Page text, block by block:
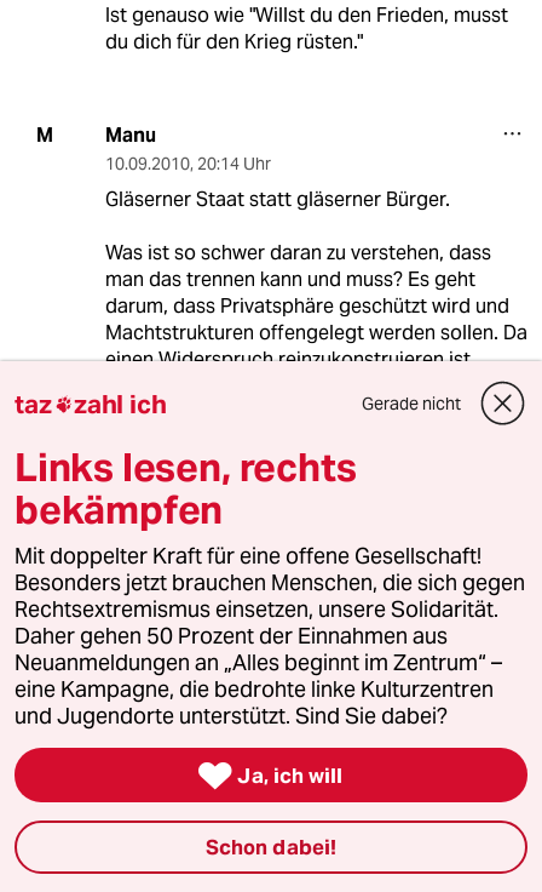
Ist genauso wie "Willst du den Frieden, musst
du dich für den Krieg rüsten."
M Manu
10.09.2010, 20:14 Uhr
Gläserner Staat statt gläserner Bürger.
Was ist so schwer daran zu verstehen, dass
man das trennen kann und muss? Es geht
darum, dass Privatsphäre geschützt wird und
Machtstrukturen offengelegt werden sollen. Da
einen Widerspruch reinzukonstruieren ist
gleichen Logik könnte man auch behaupten, es
der ALG II Sätze fordert und gleichzeitig einen
Gehaltsgrenze für Manager. Man fordert ja
schließlich gleichzeitig mehr für die einen und
weniger für die anderen. Dass den
Forderungen jeweils ein eklatantes
Missverhältnis zwischen "Herrschenden" und
"Beherrschten" zugrunde liegt, ist doch
offensichtlich.
G Gerhard
17:49 Uhr
Änderungsforderung für das Strafgesetzbuch
Solange Polizeibeamte, ganz besonders
taz zahl ich Gerade nicht
Links lesen, rechts
bekämpfen
Mit doppelter Kraft für eine offene Gesellschaft!
Besonders jetzt brauchen Menschen, die sich gegen
Rechtsextremismus einsetzen, unsere Solidarität.
Daher gehen 50 Prozent der Einnahmen aus
Neuanmeldungen an „Alles beginnt im Zentrum“ –
eine Kampagne, die bedrohte linke Kulturzentren
und Jugendorte unterstützt. Sind Sie dabei?
 Ja, ich will
Schon dabei!